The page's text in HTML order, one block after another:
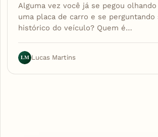
Alguma vez você já se pegou olhando
uma placa de carro e se perguntando
histórico do veículo? Quem é…
LM Lucas Martins